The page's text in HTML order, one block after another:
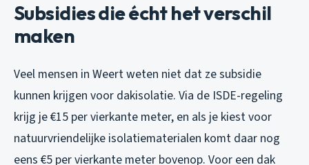
Subsidies die écht het verschil
maken
Veel mensen in Weert weten niet dat ze subsidie
kunnen krijgen voor dakisolatie. Via de ISDE-regeling
krijg je €15 per vierkante meter, en als je kiest voor
natuurvriendelijke isolatiematerialen komt daar nog
eens €5 per vierkante meter bovenop. Voor een dak